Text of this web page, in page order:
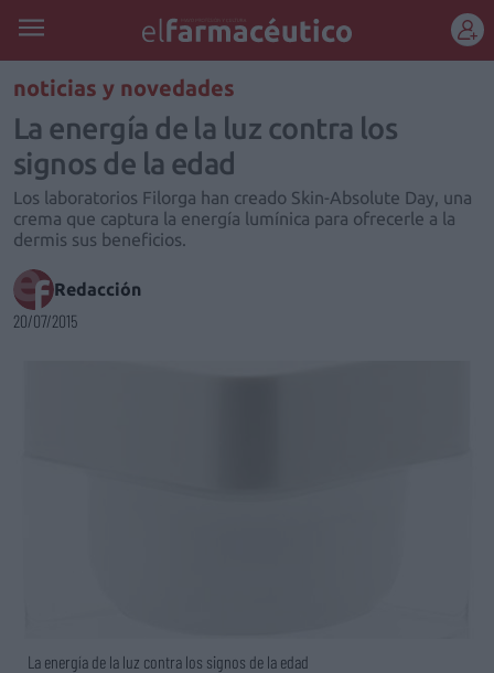
REGÍSTRATE
noticias y novedades
La energía de la luz contra los
signos de la edad
Los laboratorios Filorga han creado Skin-Absolute Day, una
crema que captura la energía lumínica para ofrecerle a la
dermis sus beneficios.
Redacción
20/07/2015
La energía de la luz contra los signos de la edad